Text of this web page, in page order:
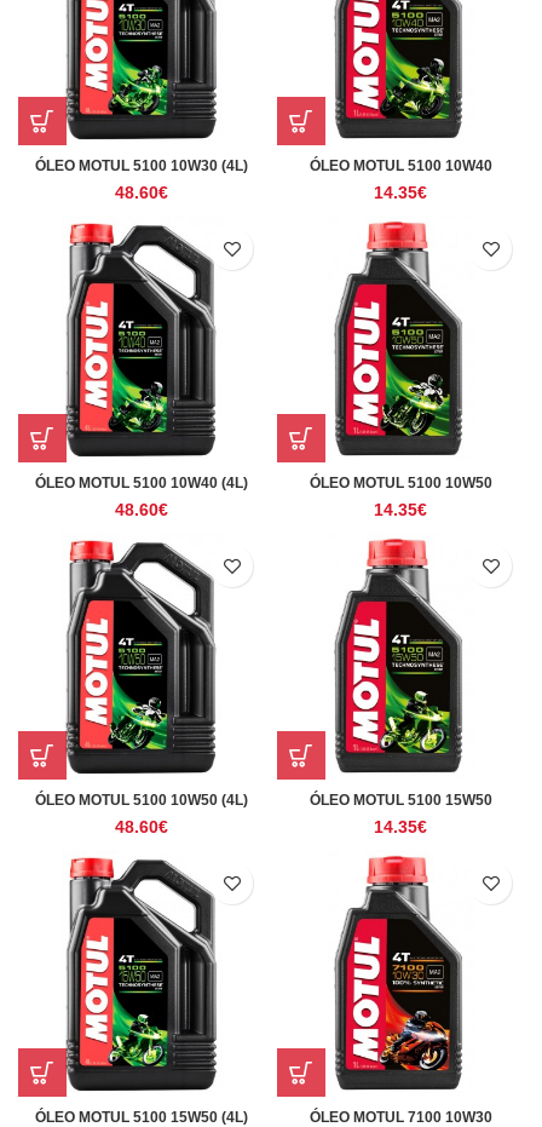
ÓLEO MOTUL 5100 10W30 (4L)
48.60€
ÓLEO MOTUL 5100 10W40
14.35€
ÓLEO MOTUL 5100 10W40 (4L)
48.60€
ÓLEO MOTUL 5100 10W50
14.35€
ÓLEO MOTUL 5100 10W50 (4L)
48.60€
ÓLEO MOTUL 5100 15W50
14.35€
ÓLEO MOTUL 5100 15W50 (4L) ÓLEO MOTUL 7100 10W30